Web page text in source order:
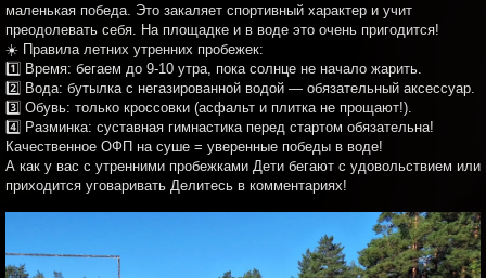
маленькая победа. Это закаляет спортивный характер и учит
преодолевать себя. На площадке и в воде это очень пригодится!
☀️ Правила летних утренних пробежек:
1️⃣ Время: бегаем до 9-10 утра, пока солнце не начало жарить.
2️⃣ Вода: бутылка с негазированной водой — обязательный аксессуар.
3️⃣ Обувь: только кроссовки (асфальт и плитка не прощают!).
4️⃣ Разминка: суставная гимнастика перед стартом обязательна!
Качественное ОФП на суше = уверенные победы в воде!
А как у вас с утренними пробежками Дети бегают с удовольствием или
приходится уговаривать Делитесь в комментариях!